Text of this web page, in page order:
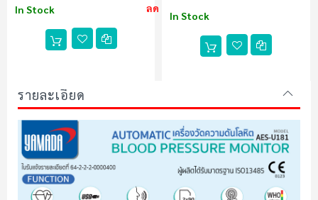
In Stock ลด 45%
In Stock
รายละเอียด